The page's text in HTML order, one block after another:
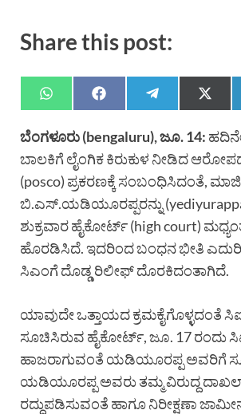
Share this post:
ಬೆಂಗಳೂರು (bengaluru), ಜೂ. 14:
ಬಾಲಕಿಗೆ ಲೈಂಗಿಕ ಕಿರುಕುಳ ನೀಡಿದ
(posco) ಪ್ರಕರಣಕ್ಕೆ ಸಂಬಂಧಿಸಿದಂತೆ,
ಬಿ.ಎಸ್.ಯಡಿಯೂರಪ್ಪರನ್ನು
ಶುಕ್ರವಾರ ಹೈಕೋರ್ಟ್ (high court)
ಹೊರಡಿಸಿದೆ. ಇದರಿಂದ ಬಂಧನ ಭೀತಿ
ಸಿಎಂಗೆ ದೊಡ್ಡ ರಿಲೀಫ್ ದೊರಕಿದಂತಾಗಿದೆ.
ಯಾವುದೇ ಒತ್ತಾಯದ ಕ್ರಮಕೈಗೊಳ್ಳದಂತೆ
ಸೂಚಿಸಿರುವ ಹೈಕೋರ್ಟ್, ಜೂ. 17 ರಂದು
ಹಾಜರಾಗುವಂತೆ ಯಡಿಯೂರಪ್ಪ ಅವರಿಗೆ
ಯಡಿಯೂರಪ್ಪ ಅವರು ತಮ್ಮ ವಿರುದ್ದ
ರದ್ದುಪಡಿಸುವಂತೆ ಹಾಗೂ ನಿರೀಕ್ಷಣಾ